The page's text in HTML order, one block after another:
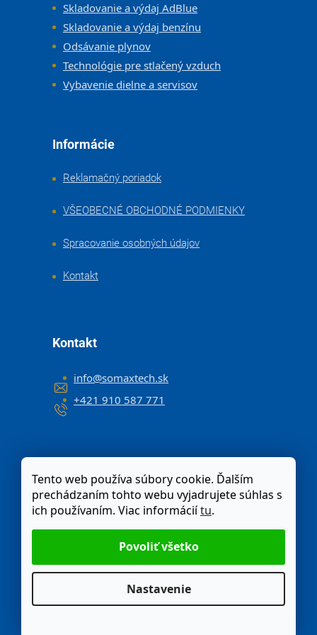
Tento web používa súbory cookie. Ďalším
prechádzaním tohto webu vyjadrujete súhlas s
ich používaním. Viac informáciítu.
Nastavenie
Skladovanie a výdaj AdBlue
Skladovanie a výdaj benzínu
Odsávanie plynov
Technológie pre stlačený vzduch
Vybavenie dielne a servisov
Informácie
Reklamačný poriadok
VŠEOBECNÉ OBCHODNÉ PODMIENKY
Spracovanie osobných údajov
Kontakt
Kontakt
info@somaxtech.sk
+421 910 587 771
Odstúpenie od zmluvy